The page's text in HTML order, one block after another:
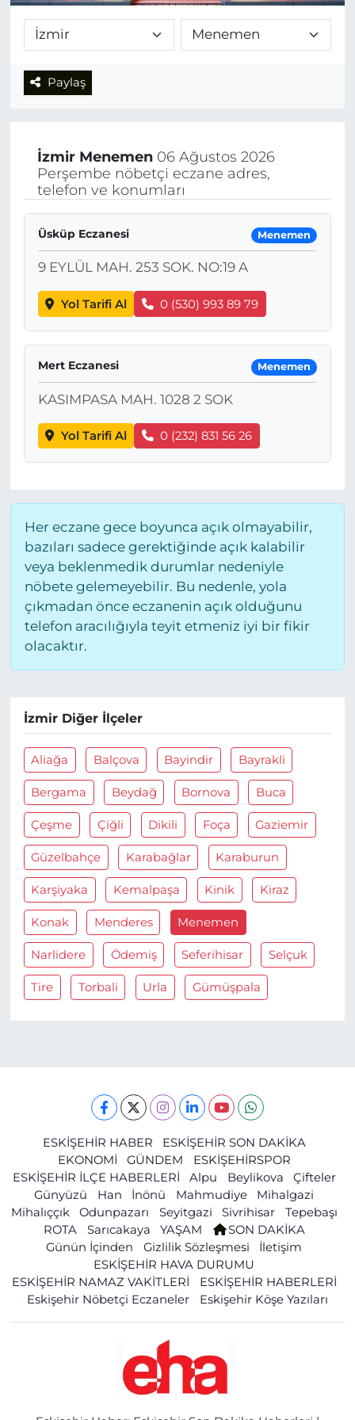
Paylaş
İzmir Menemen06 Ağustos 2026
Perşembe nöbetçi eczane adres,
telefon ve konumları
Üsküp Eczanesi Menemen
9 EYLÜL MAH. 253 SOK. NO:19 A
Yol Tarifi Al 0 (530) 993 89 79
Mert Eczanesi Menemen
KASIMPASA MAH. 1028 2 SOK
Yol Tarifi Al 0 (232) 831 56 26
Her eczane gece boyunca açık olmayabilir,
bazıları sadece gerektiğinde açık kalabilir
veya beklenmedik durumlar nedeniyle
nöbete gelemeyebilir. Bu nedenle, yola
çıkmadan önce eczanenin açık olduğunu
telefon aracılığıyla teyit etmeniz iyi bir fikir
olacaktır.
İzmir Diğer İlçeler
Aliağa Balçova Bayindir Bayrakli
Bergama Beydağ Bornova Buca
Çeşme Çiğli Dikili Foça Gaziemir
Güzelbahçe Karabağlar Karaburun
Karşiyaka Kemalpaşa Kinik Kiraz
Konak Menderes Menemen
Narlidere Ödemiş Seferihisar Selçuk
Tire Torbali Urla Gümüşpala
ESKİŞEHİR HABER
ESKİŞEHİR SON DAKİKA
EKONOMİ
GÜNDEM
ESKİŞEHİRSPOR
ESKİŞEHİR İLÇE HABERLERİ
Alpu Beylikova
Çifteler
Günyüzü
Han İnönü Mahmudiye
Mihalgazi
Mihalıççık
Odunpazarı Seyitgazi Sivrihisar
Tepebaşı
ROTA
Sarıcakaya YAŞAM
SON DAKİKA
Günün İçinden
Gizlilik Sözleşmesi
İletişim
ESKİŞEHİR HAVA DURUMU
ESKİŞEHİR NAMAZ VAKİTLERİ
ESKİŞEHİR HABERLERİ
Eskişehir Nöbetçi Eczaneler
Eskişehir Köşe Yazıları